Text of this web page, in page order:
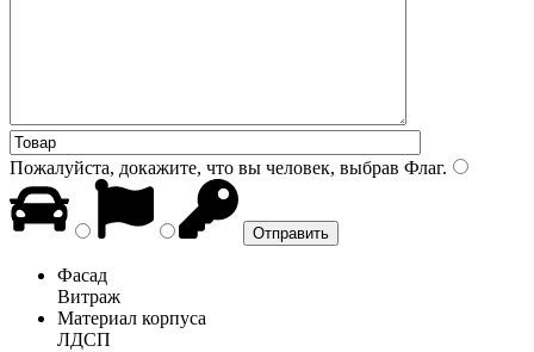
Пожалуйста, докажите, что вы человек, выбрав Флаг.
Фасад
Витраж
Материал корпуса
ЛДСП